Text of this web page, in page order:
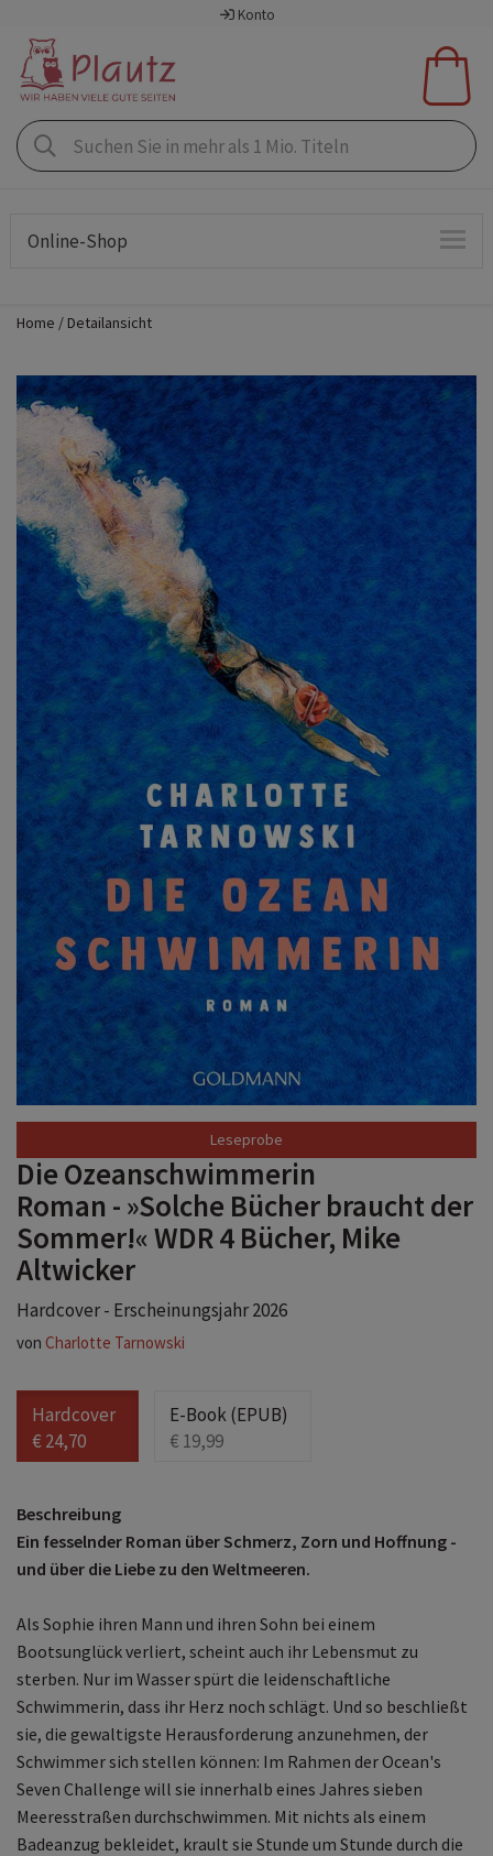
Konto
Online-Shop
Home Detailansicht
Die Ozeanschwimmerin
Roman - »Solche Bücher braucht der
Sommer!« WDR 4 Bücher, Mike
Altwicker
Hardcover - Erscheinungsjahr 2026
von Charlotte Tarnowski
Hardcover
€ 24,70
E-Book (EPUB)
€ 19,99
Beschreibung
Ein fesselnder Roman über Schmerz, Zorn und Hoffnung -
und über die Liebe zu den Weltmeeren.
Als Sophie ihren Mann und ihren Sohn bei einem
Bootsunglück verliert, scheint auch ihr Lebensmut zu
sterben. Nur im Wasser spürt die leidenschaftliche
Schwimmerin, dass ihr Herz noch schlägt. Und so beschließt
sie, die gewaltigste Herausforderung anzunehmen, der
Schwimmer sich stellen können: Im Rahmen der Ocean's
Seven Challenge will sie innerhalb eines Jahres sieben
Meeresstraßen durchschwimmen. Mit nichts als einem
Badeanzug bekleidet, krault sie Stunde um Stunde durch die